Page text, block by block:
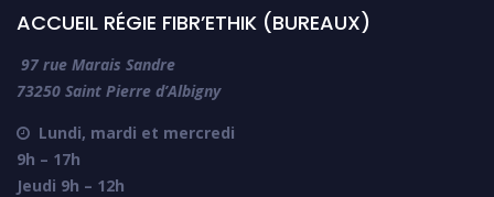
ACCUEIL RÉGIE FIBR’ETHIK (BUREAUX)
97 rue Marais Sandre
73250 Saint Pierre d’Albigny

Lundi, mardi et mercredi
9h – 17h
Jeudi 9h – 12h